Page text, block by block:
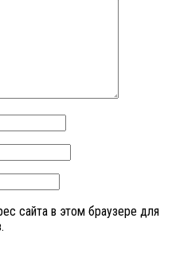
сайта в этом браузере для